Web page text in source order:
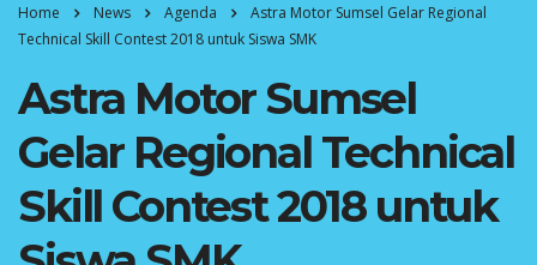
Home News Agenda
Astra Motor Sumsel Gelar Regional
Technical Skill Contest 2018 untuk Siswa SMK
Astra Motor Sumsel
Gelar Regional Technical
Skill Contest 2018 untuk